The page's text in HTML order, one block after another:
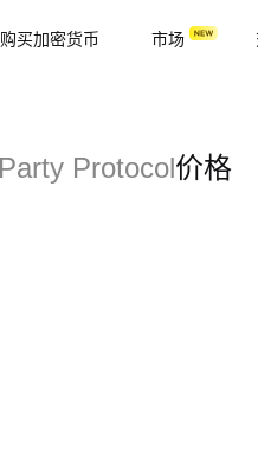
购买加密货币 市场
Protocol价格